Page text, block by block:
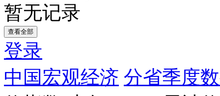
暂无记录
查看全部
登录
中国宏观经济 分省季度